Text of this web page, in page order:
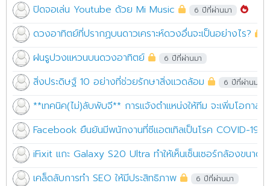
ปิดจอเล่น Youtube ด้วย Mi Music 6 ปีที่ผ่านมา
ดวงอาทิตย์ที่ปรากฏบนดาวเคราะห์ดวงอื่นจะเป็นอย่างไร?
ฝนรูปวงแหวนบนดวงอาทิตย์
6 ปีที่ผ่านมา
สิ่งประดิษฐ์ 10 อย่างที่ช่วยรักษาสิ่งแวดล้อม 6 ปีที่ผ่านมา
**เทคนิค(ไม่)ลับพับจี** การแจ้งตำแหน่งให้ทีม จะเพิ่มโอกาส
Facebook ยืนยันมีพนักงานที่ซีแอตเทิลเป็นโรค COVID-19
iFixit แกะ Galaxy S20 Ultra ทำให้เห็นเซ็นเซอร์กล้องขนาด
เคล็ดลับการทำ SEO ให้มีประสิทธิภาพ
6 ปีที่ผ่านมา